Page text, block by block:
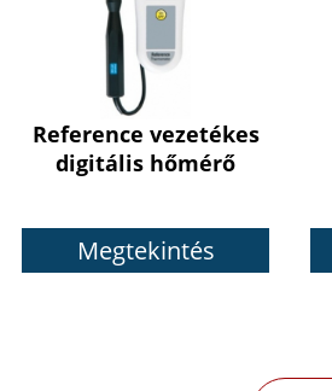
Reference vezetékes
digitális hőmérő
Megtekintés